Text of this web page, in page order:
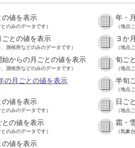
の値を表示
とのみのデータです）
年・
（地点
ごとの値を表示
、測候所などのみのデータです）
３か
（地点
始からの月ごとの値を表示
、測候所などのみのデータです）
旬ご
（地点
の月ごとの値を表示 半旬
（地点
の値を表示
とのみのデータです）
日ご
（地点
との値を表示
とのみのデータです）
霜・
（気象
の値を表示